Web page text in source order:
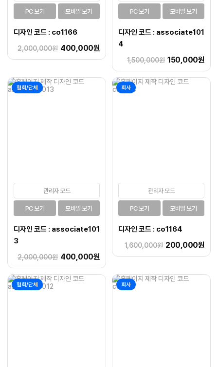
PC 보기 모바일 보기
디자인 코드 : co1166
2,000,000원 400,000원
PC 보기 모바일 보기
디자인 코드 : associate101
4
1,500,000원 150,000원
협회/단체
관리자 모드
PC 보기 모바일 보기
디자인 코드 : associate101
3
2,000,000원 400,000원
회사
관리자 모드
PC 보기 모바일 보기
디자인 코드 : co1164
1,600,000원 200,000원
협회/단체 회사